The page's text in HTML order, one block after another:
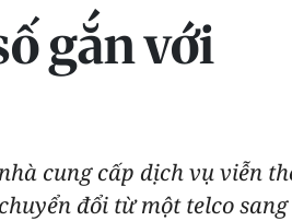
gắn với
cung cấp dịch vụ viễn
đổi từ một telco sang